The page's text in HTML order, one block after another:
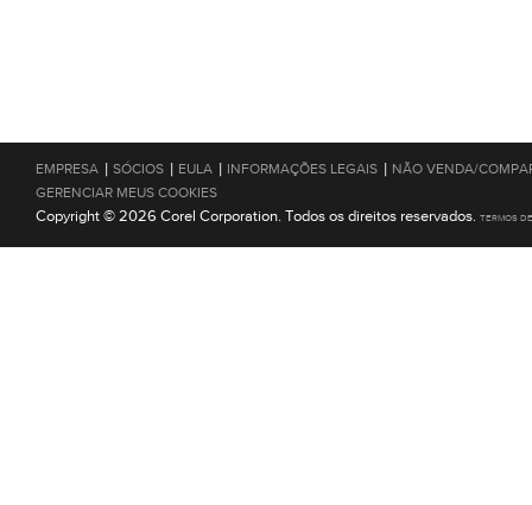
EMPRESA | SÓCIOS | EULA | INFORMAÇÕES LEGAIS | NÃO VENDA/
GERENCIAR MEUS COOKIES
Copyright © 2026 Corel Corporation. Todos os direitos reservados. TERMOS